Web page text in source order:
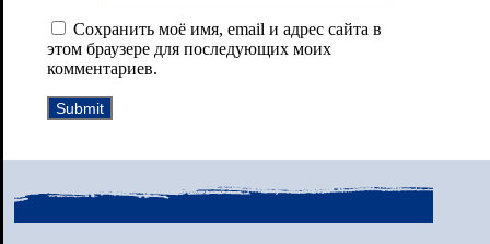
Сохранить моё имя, email и адрес сайта в
этом браузере для последующих моих
комментариев.